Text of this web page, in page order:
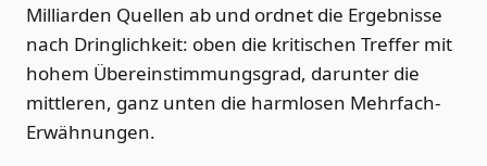
Milliarden Quellen ab und ordnet die Ergebnisse
nach Dringlichkeit: oben die kritischen Treffer mit
hohem Übereinstimmungsgrad, darunter die
mittleren, ganz unten die harmlosen Mehrfach-
Erwähnungen.